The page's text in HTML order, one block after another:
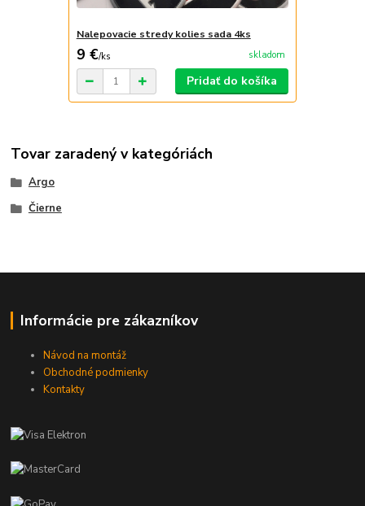
Nalepovacie stredy kolies sada 4ks
9 €/ks skladom
Pridať do košíka
Tovar zaradený v kategóriách
Argo
Čierne
Informácie pre zákazníkov
Návod na montáž
Obchodné podmienky
Kontakty